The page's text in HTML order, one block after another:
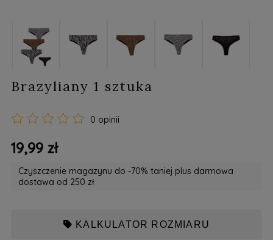
Brazyliany 1 sztuka
0 opinii
19,99 zł
Czyszczenie magazynu do -70% taniej plus darmowa
dostawa od 250 zł
KALKULATOR ROZMIARU